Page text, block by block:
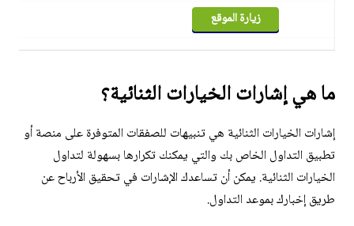
زيارة الموقع
ما هي إشارات الخيارات الثنائية؟
إشارات الخيارات الثنائية هي تنبيهات للصفقات المتوفرة على منصة أو
تطبيق التداول الخاص بك والتي يمكنك تكرارها بسهولة لتداول
الخيارات الثنائية. يمكن أن تساعدك الإشارات في تحقيق الأرباح عن
طريق إخبارك بموعد التداول.